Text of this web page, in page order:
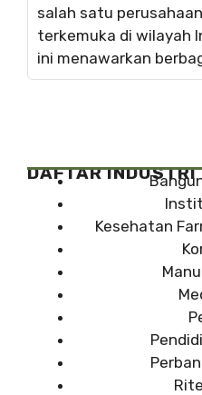
salah satu
terkemuka di wilayah
ini menawarkan
DAFTAR INDUSTRI
Kesehatan